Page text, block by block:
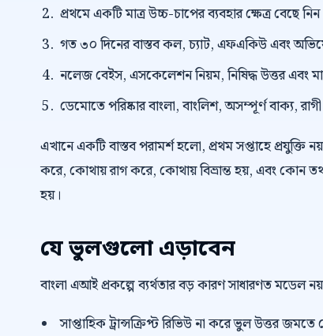
প্রথমে একটি মাত্র উচ্চ-চাপের ব্যবহার ক্ষেত্র বেছে
গত ৩০ দিনের বাস্তব কল, চ্যাট, এফএকিউ এবং
নলেজ বেইস, এসকেলেশন নিয়ম, নিষিদ্ধ উত্তর এবং
ডেমোতে পরিষ্কার বাংলা, বাংলিশ, অসম্পূর্ণ বাক্য,
এখানে একটি বাস্তব পরামর্শ হলো, প্রথম সপ্তাহে প্রযুক্তি
করে, কোথায় রাগ করে, কোথায় বিভ্রান্ত হয়, এবং কোন
হয়।
যে ভুলগুলো এড়াবেন
বাংলা এআই প্রকল্পে ব্যর্থতার বড় কারণ সাধারণত মডেল
সাপ্তাহিক ট্রান্সক্রিপ্ট রিভিউ না করে ভুল উত্তর জমতে